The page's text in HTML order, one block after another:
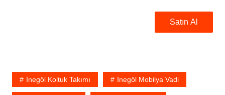
Satın Al
Inegöl Koltuk Takımı Inegöl Mobilya Vadi